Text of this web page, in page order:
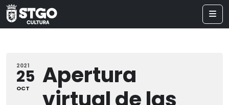
2021
25
OCT
Apertura